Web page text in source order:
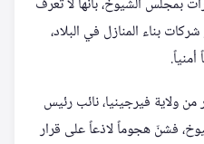
بمجلس الشيوخ، بأنها لا تعرف
بناء المنازل في البلاد،
من ولاية فيرجينيا، نائب رئيس
فشنّ هجوماً لاذعاً على قرار